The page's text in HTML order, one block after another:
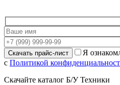
Я
с Политикой
Скачайте каталог Б/У Техники